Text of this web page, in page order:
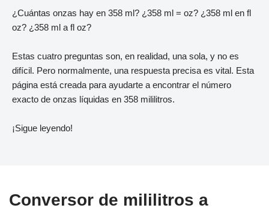
¿Cuántas onzas hay en 358 ml? ¿358 ml = oz? ¿358 ml en fl
oz? ¿358 ml a fl oz?
Estas cuatro preguntas son, en realidad, una sola, y no es
difícil. Pero normalmente, una respuesta precisa es vital. Esta
página está creada para ayudarte a encontrar el número
exacto de onzas líquidas en 358 mililitros.
¡Sigue leyendo!
Conversor de mililitros a